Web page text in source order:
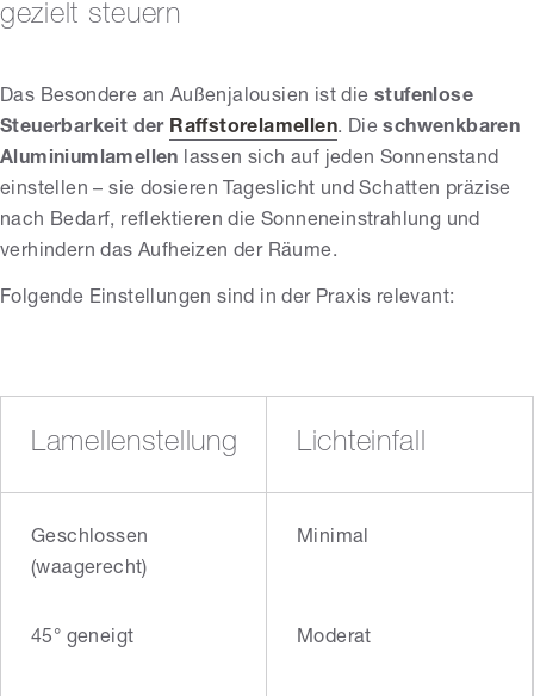
gezielt steuern
Das Besondere an Außenjalousien ist die stufenlose
Steuerbarkeit der Raffstorelamellen. Dieschwenkbaren
Aluminiumlamellen lassen sich auf jeden Sonnenstand
einstellen – sie dosieren Tageslicht und Schatten präzise
nach Bedarf, reflektieren die Sonneneinstrahlung und
verhindern das Aufheizen der Räume.
Folgende Einstellungen sind in der Praxis relevant:
Lamellenstellung Lichteinfall
Geschlossen
(waagerecht)
Minimal
45° geneigt Moderat